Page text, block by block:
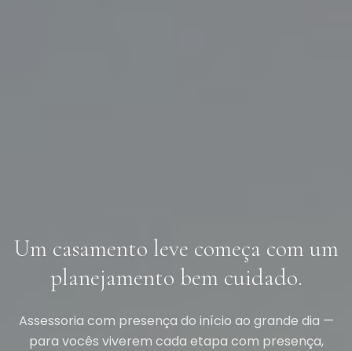
Um casamento leve começa com um
planejamento bem cuidado.
Assessoria com presença do início ao grande dia —
para vocês viverem cada etapa com presença,